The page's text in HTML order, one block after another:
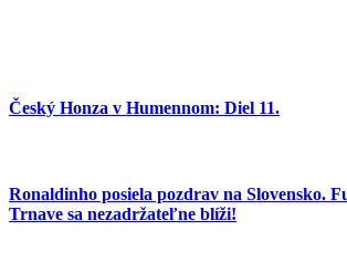
Český Honza v Humennom: Diel 11.
Ronaldinho posiela pozdrav na Slovensko.
Trnave sa nezadržateľne blíži!